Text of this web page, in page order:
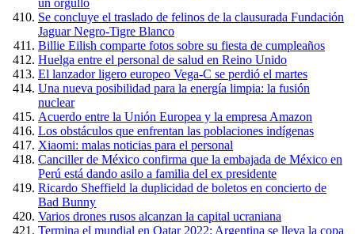
un orgullo
Se concluye el traslado de felinos de la clausurada Fundación
Jaguar Negro-Tigre Blanco
Billie Eilish comparte fotos sobre su fiesta de cumpleaños
Huelga entre el personal de salud en Reino Unido
El lanzador ligero europeo Vega-C se perdió el martes
Una nueva posibilidad para la energía limpia: la fusión
nuclear
Acuerdo entre la Unión Europea y la empresa Amazon
Los obstáculos que enfrentan las poblaciones indígenas
Xiaomi: malas noticias para el personal
Canciller de México confirma que la embajada de México en
Perú está dando asilo a familia del ex presidente
Ricardo Sheffield la duplicidad de boletos en concierto de
Bad Bunny
Varios drones rusos alcanzan la capital ucraniana
Termina el mundial en Qatar 2022: Argentina se lleva la copa